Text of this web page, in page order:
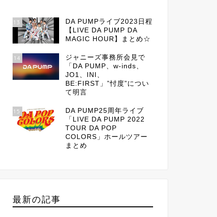
13
DA PUMPライブ2023日程
【LIVE DA PUMP DA
MAGIC HOUR】まとめ☆
14
ジャニーズ事務所会見で
「DA PUMP、w-inds、
JO1、INI、
BE:FIRST」”忖度”につい
て明言
15
DA PUMP25周年ライブ
「LIVE DA PUMP 2022
TOUR DA POP
COLORS」ホールツアー
まとめ
最新の記事